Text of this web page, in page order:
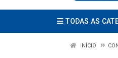
TODAS AS
INÍCIO